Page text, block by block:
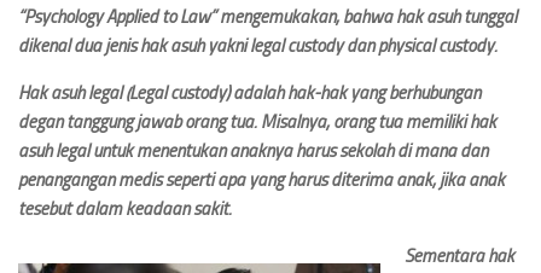
“Psychology Applied to Law” mengemukakan, bahwa hak asuh tunggal
dikenal dua jenis hak asuh yakni legal custody dan physical custody.
Hak asuh legal (Legal custody) adalah hak-hak yang berhubungan
degan tanggung jawab orang tua. Misalnya, orang tua memiliki hak
asuh legal untuk menentukan anaknya harus sekolah di mana dan
penangangan medis seperti apa yang harus diterima anak, jika anak
tesebut dalam keadaan sakit.
Sementara hak